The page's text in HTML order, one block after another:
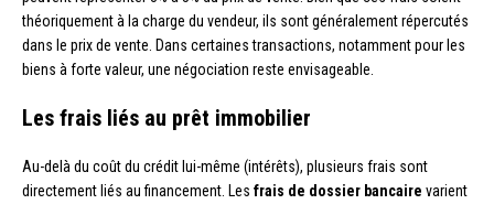
théoriquement à la charge du vendeur, ils sont généralement répercutés
dans le prix de vente. Dans certaines transactions, notamment pour les
biens à forte valeur, une négociation reste envisageable.
Les frais liés au prêt immobilier
Au-delà du coût du crédit lui-même (intérêts), plusieurs frais sont
directement liés au financement. Les frais de dossier bancaire varient